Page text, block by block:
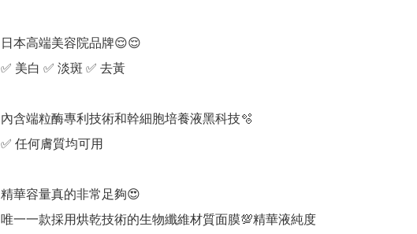
日本高端美容院品牌😌😌
✅ 美白 ✅ 淡斑 ✅ 去黃
內含端粒酶專利技術和幹細胞培養液黑科技🫧
✅ 任何膚質均可用
精華容量真的非常足夠😍
唯一一款採用烘乾技術的生物纖維材質面膜💯精華液純度